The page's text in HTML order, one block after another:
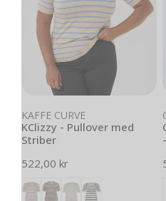
Vælg muligheder
KAFFE CURVE
KClizzy - Pullover med
Striber
Normal
pris
522,00 kr